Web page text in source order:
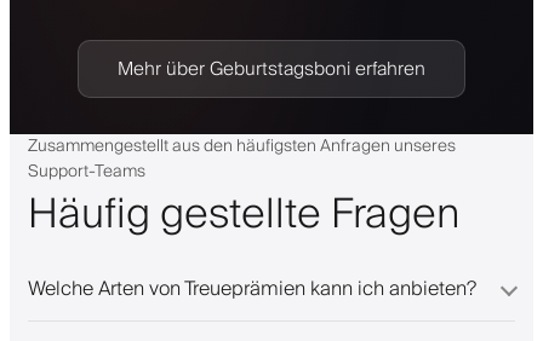
Mehr über Geburtstagsboni erfahren
Zusammengestellt aus den häufigsten Anfragen unseres
Support-Teams
Häufig gestellte Fragen
Welche Arten von Treueprämien kann ich anbieten?